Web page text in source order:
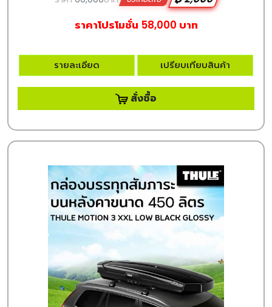
ราคาโปรโมชั่น 58,000 บาท
รายละเอียด เปรียบเทียบสินค้า
สั่งซื้อ